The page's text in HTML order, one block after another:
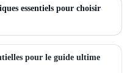
essentiels pour choisir
pour le guide ultime